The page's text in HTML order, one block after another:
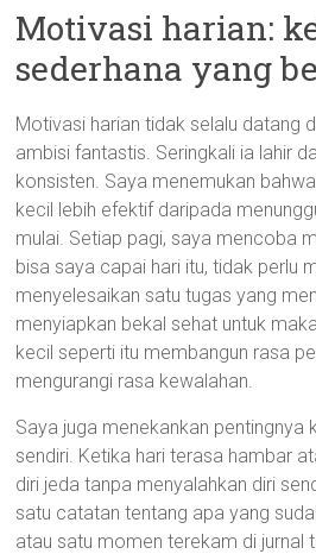
Motivasi harian:
sederhana yang
Motivasi harian tidak selalu datang
ambisi fantastis. Seringkali ia lahir
konsisten. Saya menemukan
kecil lebih efektif daripada
mulai. Setiap pagi, saya mencoba
bisa saya capai hari itu, tidak perlu
menyelesaikan satu tugas yang
menyiapkan bekal sehat untuk
kecil seperti itu membangun rasa
mengurangi rasa kewalahan.
Saya juga menekankan pentingnya
sendiri. Ketika hari terasa hambar
diri jeda tanpa menyalahkan diri
satu catatan tentang apa yang
atau satu momen terekam di jurnal